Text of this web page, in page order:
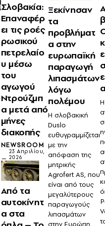
Σλοβακία:
Επαναφέρ
ει τις ροές
ρωσικού
πετρελαίο
υ μέσω
του
αγωγού
Ντρούζμπ
α μετά από
μήνες
διακοπής
NEWSROOM
23 Απριλίου,
2026
Από τα
αυτοκίνητ
α στα
Ξεκίνησαν
τα
προβλήματ
α στην
ευρωπαϊκή
παραγωγή
λιπασμάτων
λόγω
πολέμου
Η σλοβακική
Duslo
ευθυγραμμίζεται
με την
απόφαση της
μητρικής
Agrofert AS, που
είναι από τους
μεγαλύτερους
παραγωγούς
λιπασμάτων
στην Ευρώπη,